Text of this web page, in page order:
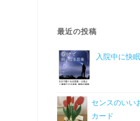
最近の投稿
入院中に快
センスのいい
カード